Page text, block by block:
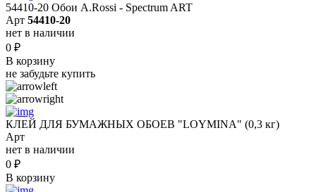
54410-20 Обои A.Rossi - Spectrum ART
Арт 54410-20
нет в наличии
0 ₽
В корзину
не забудьте купить
КЛЕЙ ДЛЯ БУМАЖНЫХ ОБОЕВ "LOYMINA" (0,3 кг)
Арт
нет в наличии
0 ₽
В корзину